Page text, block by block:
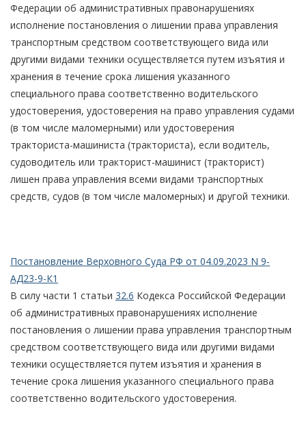
Федерации об административных правонарушениях
исполнение постановления о лишении права управления
транспортным средством соответствующего вида или
другими видами техники осуществляется путем изъятия и
хранения в течение срока лишения указанного
специального права соответственно водительского
удостоверения, удостоверения на право управления судами
(в том числе маломерными) или удостоверения
тракториста-машиниста (тракториста), если водитель,
судоводитель или тракторист-машинист (тракторист)
лишен права управления всеми видами транспортных
средств, судов (в том числе маломерных) и другой техники.
Постановление Верховного Суда РФ от 04.09.2023 N 9-
АД23-9-К1
В силу части 1 статьи 32.6 Кодекса Российской Федерации
об административных правонарушениях исполнение
постановления о лишении права управления транспортным
средством соответствующего вида или другими видами
техники осуществляется путем изъятия и хранения в
течение срока лишения указанного специального права
соответственно водительского удостоверения.